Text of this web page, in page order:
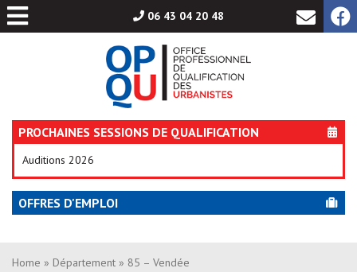
06 43 04 20 48
PROCHAINES SESSIONS DE QUALIFICATION
Auditions 2026
OFFRES D'EMPLOI
Aller
au
Home » Département » 85 – Vendée